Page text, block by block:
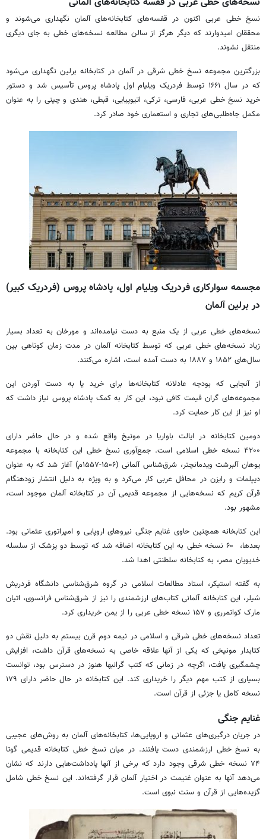
نسخ خطی عربی اکنون در قفسه‌های کتابخانه‌های آلمان نگهداری می‌شوند و
محققان امیدوارند که دیگر هرگز از سالن مطالعه نسخه‌های خطی به جای دیگری
منتقل نشوند.
بزرگترین مجموعه نسخ خطی شرقی در آلمان در کتابخانه برلین نگهداری می‌شود
که در سال ۱۶۶۱ توسط فردریک ویلیام اول پادشاه پروس تأسیس شد و دستور
خرید نسخ خطی عربی، فارسی، ترکی، اتیوپیایی، قبطی، هندی و چینی را به عنوان
مکمل جاه‌طلبی‌های تجاری و استعماری خود صادر کرد.
مجسمه سوارکاری فردریک ویلیام اول، پادشاه پروس (فردریک کبیر)
در برلین آلمان
نسخه‌های خطی عربی از یک منبع به دست نیامده‌اند و مورخان به تعداد بسیار
زیاد نسخه‌های خطی عربی که توسط کتابخانه آلمان در مدت زمان کوتاهی بین
سال‌های ۱۸۵۲ و ۱۸۸۷ به دست آمده است، اشاره می‌کنند.
از آنجایی که بودجه عادلانه کتابخانه‌ها برای خرید یا به دست آوردن این
مجموعه‌های گران قیمت کافی نبود، این کار به کمک پادشاه پروس نیاز داشت که
او نیز از این کار حمایت کرد.
دومین کتابخانه در ایالت باواریا در مونیخ واقع شده و در حال حاضر دارای
۴۲۰۰ نسخه خطی اسلامی ‌است. جمع‌آوری نسخ خطی این کتابخانه با مجموعه
یوهان آلبرشت ویدمانچتر، شرق‌شناس آلمانی (۱۵۰۶-۱۵۵۷م) آغاز شد که به عنوان
دیپلمات و رایزن در محافل عربی کار می‌کرد و به ویژه به دلیل انتشار زودهنگام
قرآن کریم که نسخه‌هایی از مجموعه قدیمی‌ آن در کتابخانه آلمان موجود است،
مشهور بود.
این کتابخانه همچنین حاوی غنایم جنگی نیروهای اروپایی و امپراتوری عثمانی بود.
بعدها، ۶۰ نسخه خطی به این کتابخانه اضافه شد که توسط دو پزشک از سلسله
خدیویان مصر، به کتابخانه سلطنتی اهدا شد.
به گفته استیکر، استاد مطالعات اسلامی‌ در گروه شرق‌شناسی دانشگاه فردریش
شیلر، این کتابخانه آلمانی کتاب‌های ارزشمندی را نیز از شرق‌شناس فرانسوی، اتیان
مارک کواتمرری و ۱۵۷ نسخه خطی عربی را از یمن خریداری کرد.
تعداد نسخه‌های خطی شرقی و اسلامی ‌در نیمه دوم قرن بیستم به دلیل نقش دو
کتابدار مونیخی که یکی از آنها علاقه خاصی به نسخه‌های قرآن داشت، افزایش
چشمگیری یافت، اگرچه در زمانی که کتب گرانبها هنوز در دسترس بود، توانست
بسیاری از کتب مهم دیگر را خریداری کند. این کتابخانه در حال حاضر دارای ۱۷۹
نسخه کامل یا جزئی از قرآن است.
غنایم جنگی
در جریان درگیری‌های عثمانی و اروپایی‌ها، کتابخانه‌های آلمان به روش‌های عجیبی
به نسخ خطی ارزشمندی دست یافتند. در میان نسخ خطی کتابخانه قدیمی ‌گوتا
۷۴ نسخه خطی شرقی وجود دارد که برخی از آنها یادداشت‌هایی دارند که نشان
می‌دهد آنها به عنوان غنیمت در اختیار آلمان قرار گرفته‌اند. این نسخ خطی شامل
گزیده‌هایی از قرآن و سنت نبوی است.